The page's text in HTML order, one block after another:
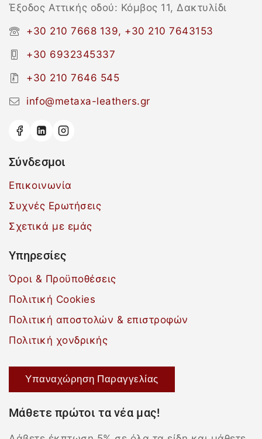
Έξοδος Αττικής οδού: Κόμβος 11, Δακτυλίδι
+30 210 7668 139, +30 210 7643153
+30 6932345337
+30 210 7646 545
info@metaxa-leathers.gr
Σύνδεσμοι
Επικοινωνία
Συχνές Ερωτήσεις
Σχετικά με εμάς
Υπηρεσίες
Όροι & Προϋποθέσεις
Πολιτική Cookies
Πολιτική αποστολών & επιστροφών
Πολιτική χονδρικής
Υπαναχώρηση Παραγγελίας
Μάθετε πρώτοι τα νέα μας!